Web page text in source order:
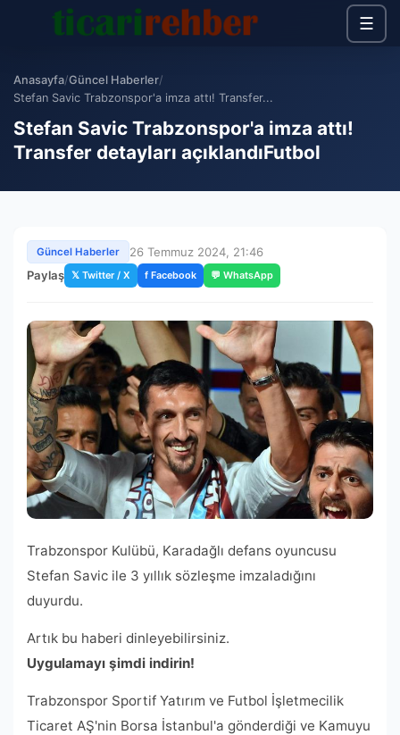
☰
Anasayfa/Güncel Haberler/
Stefan Savic Trabzonspor'a imza attı! Transfer...
Stefan Savic Trabzonspor'a imza attı!
Transfer detayları açıklandıFutbol
Güncel Haberler
26 Temmuz 2024, 21:46
Paylaş 𝕏 Twitter / X f Facebook 💬 WhatsApp
Trabzonspor Kulübü, Karadağlı defans oyuncusu
Stefan Savic ile 3 yıllık sözleşme imzaladığını
duyurdu.
Artık bu haberi dinleyebilirsiniz.
Uygulamayı şimdi indirin!
Trabzonspor Sportif Yatırım ve Futbol İşletmecilik
Ticaret AŞ'nin Borsa İstanbul'a gönderdiği ve Kamuyu